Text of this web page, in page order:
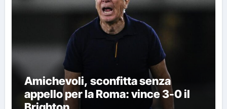
Amichevoli, sconfitta senza
appello per la Roma: vince 3-0 il